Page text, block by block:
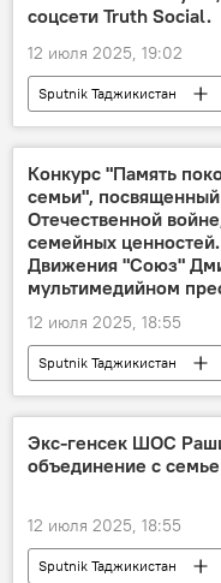
соцсети Truth Social.
12 июля 2025, 19:02
Sputnik Таджикистан
Конкурс "Память
семьи",
Отечественной
семейных
Движения "Союз"
мультимедийном
12 июля 2025, 18:55
Sputnik Таджикистан
Экс-генсек ШОС
объединение с
12 июля 2025, 18:55
Sputnik Таджикистан